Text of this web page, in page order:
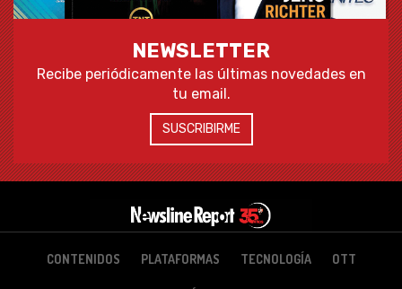
NEWSLETTER
Recibe periódicamente las últimas novedades en
tu email.
SUSCRIBIRME
CONTENIDOS PLATAFORMAS TECNOLOGÍA OTT